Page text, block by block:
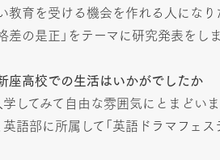
教育を受ける機会を作れる人になり
差の是正」をテーマに研究発表をし
座高校での生活はいかがでしたか
学してみて自由な雰囲気にとまどい
英語部に所属して「英語ドラマフェ